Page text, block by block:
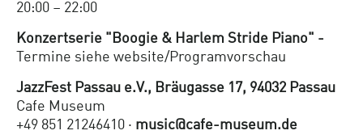
20:00 – 22:00
Konzertserie "Boogie & Harlem Stride Piano" -
Termine siehe website/Programvorschau
JazzFest Passau e.V., Bräugasse 17, 94032 Passau
Cafe Museum
+49 851 21246410 · music@cafe-museum.de